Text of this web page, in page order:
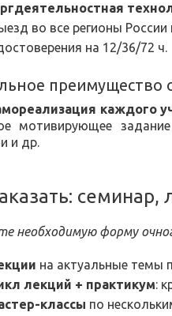
во все регионы России
на 12/36/72 ч.
преимущество
каждого
мотивирующее
и др.
семинар,
необходимую форму
на актуальные темы
лекций + практикум:
классы по